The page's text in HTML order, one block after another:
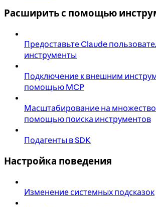
Расширить с помощью
Предоставьте Claude
инструменты
Подключение к внешним
помощью MCP
Масштабирование на множество
помощью поиска инструментов
Подагенты в SDK
Настройка поведения
Изменение системных подсказок